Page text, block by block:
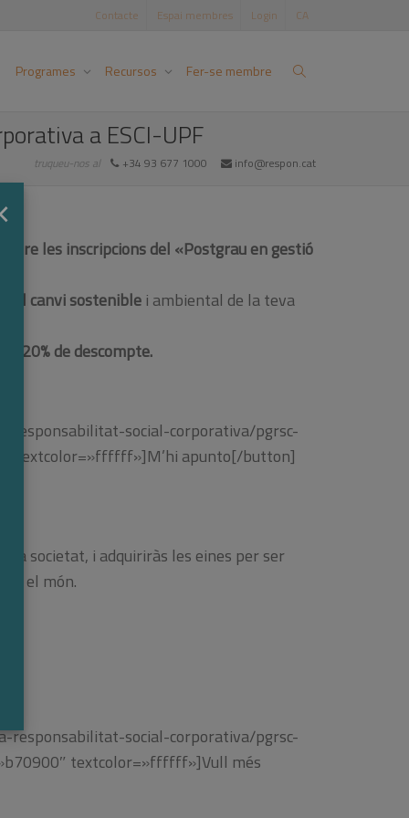
Contacte Espai membres Login CA
Programes Recursos Fer-se membre
a ESCI-UPF
truqueu-nos al +34 93 677 1000 info@respon.cat
obre les inscripcions del «Postgrau en gestió
el canvi sostenible i ambiental de la teva
20% de descompte.
responsabilitat-social-corporativa/pgrsc-
textcolor=»ffffff»]M’hi apunto[/button]
la societat, i adquiriràs les eines per ser
el món.
responsabilitat-social-corporativa/pgrsc-
textcolor=»ffffff»]Vull més